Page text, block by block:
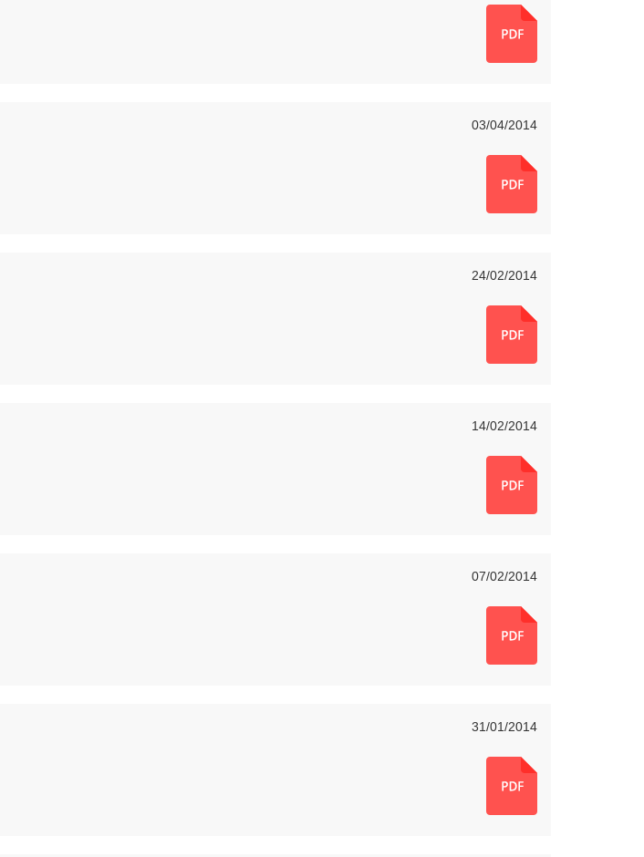
03/04/2014
24/02/2014
14/02/2014
07/02/2014
31/01/2014